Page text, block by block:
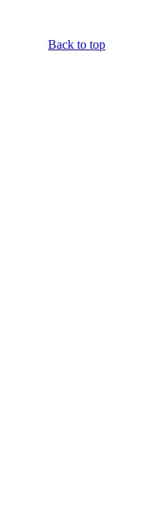
Back to top